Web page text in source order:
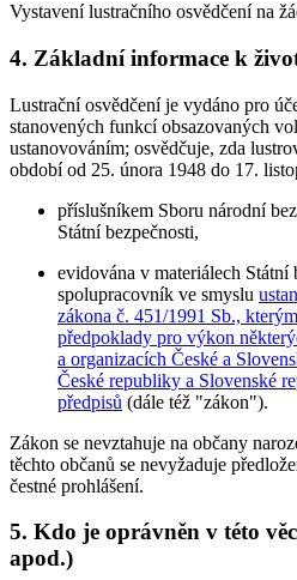
Vystavení lustračního osvědčení na
4. Základní informace k
Lustrační osvědčení je vydáno pro
stanovených funkcí obsazovaných
ustanovováním; osvědčuje, zda
období od 25. února 1948 do 17.
příslušníkem Sboru národní
Státní bezpečnosti,
evidována v materiálech Státní
spolupracovník ve smyslu
zákona č. 451/1991 Sb.,
předpoklady pro výkon
a organizacích České a
České republiky a Slovenské
předpisů (dále též "zákon").
Zákon se nevztahuje na občany
těchto občanů se nevyžaduje
čestné prohlášení.
5. Kdo je oprávněn v této
apod.)